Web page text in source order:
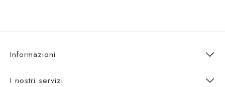
Informazioni
I nostri servizi